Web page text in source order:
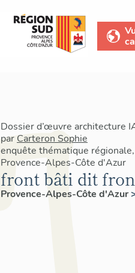
Dossier d’œuvre architecture
par Carteron Sophie
enquête thématique
Provence-Alpes-Côte d'Azur
front bâti dit
Provence-Alpes-Côte d'Azur